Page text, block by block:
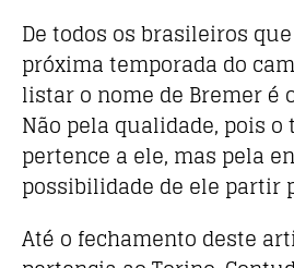
De todos os brasileiros
próxima temporada do
listar o nome de Bremer é
Não pela qualidade, pois
pertence a ele, mas pela
possibilidade de ele partir
Até o fechamento deste